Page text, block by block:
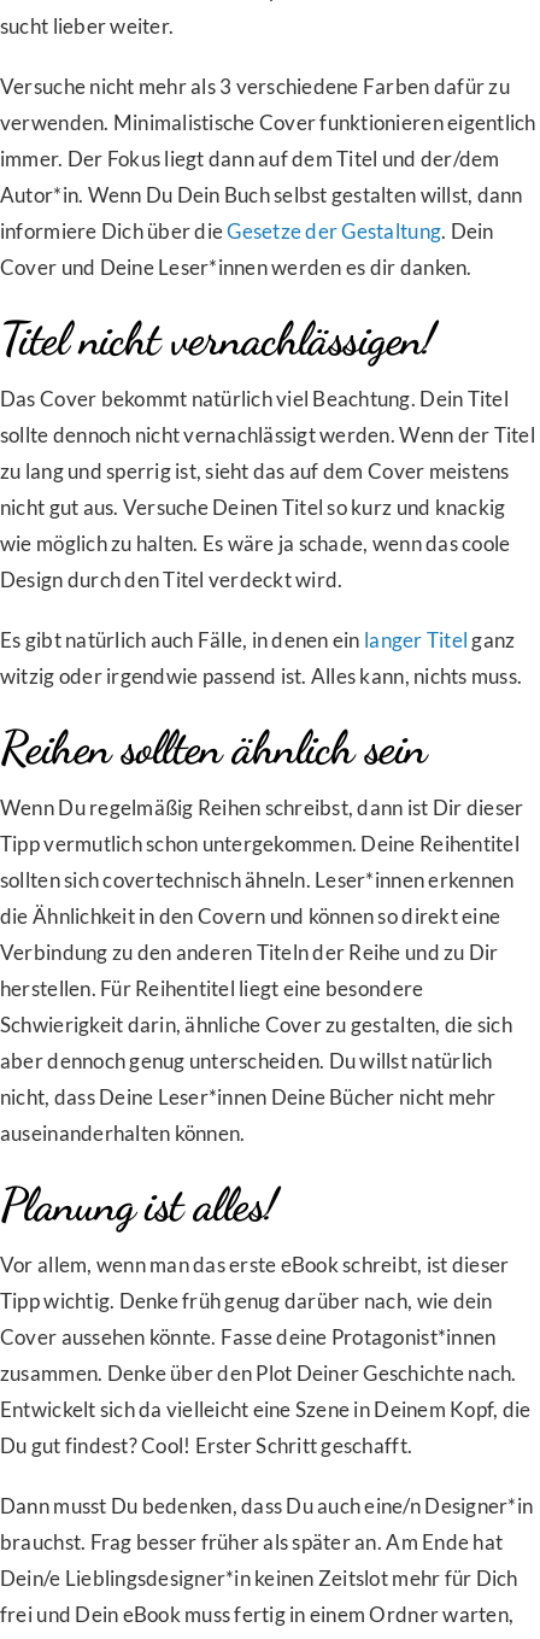
sucht lieber weiter.
Versuche nicht mehr als 3 verschiedene Farben dafür zu
verwenden. Minimalistische Cover funktionieren eigentlich
immer. Der Fokus liegt dann auf dem Titel und der/dem
Autor*in. Wenn Du Dein Buch selbst gestalten willst, dann
informiere Dich über dieGesetze der Gestaltung. Dein
Cover und Deine Leser*innen werden es dir danken.
Titel nicht vernachlässigen!
Das Cover bekommt natürlich viel Beachtung. Dein Titel
sollte dennoch nicht vernachlässigt werden. Wenn der Titel
zu lang und sperrig ist, sieht das auf dem Cover meistens
nicht gut aus. Versuche Deinen Titel so kurz und knackig
wie möglich zu halten. Es wäre ja schade, wenn das coole
Design durch den Titel verdeckt wird.
Es gibt natürlich auch Fälle, in denen ein langer Titel ganz
witzig oder irgendwie passend ist. Alles kann, nichts muss.
Reihen sollten ähnlich sein
Wenn Du regelmäßig Reihen schreibst, dann ist Dir dieser
Tipp vermutlich schon untergekommen. Deine Reihentitel
sollten sich covertechnisch ähneln. Leser*innen erkennen
die Ähnlichkeit in den Covern und können so direkt eine
Verbindung zu den anderen Titeln der Reihe und zu Dir
herstellen. Für Reihentitel liegt eine besondere
Schwierigkeit darin, ähnliche Cover zu gestalten, die sich
aber dennoch genug unterscheiden. Du willst natürlich
nicht, dass Deine Leser*innen Deine Bücher nicht mehr
auseinanderhalten können.
Planung ist alles!
Vor allem, wenn man das erste eBook schreibt, ist dieser
Tipp wichtig. Denke früh genug darüber nach, wie dein
Cover aussehen könnte. Fasse deine Protagonist*innen
zusammen. Denke über den Plot Deiner Geschichte nach.
Entwickelt sich da vielleicht eine Szene in Deinem Kopf, die
Du gut findest? Cool! Erster Schritt geschafft.
Dann musst Du bedenken, dass Du auch eine/n Designer*in
brauchst. Frag besser früher als später an. Am Ende hat
Dein/e Lieblingsdesigner*in keinen Zeitslot mehr für Dich
frei und Dein eBook muss fertig in einem Ordner warten,